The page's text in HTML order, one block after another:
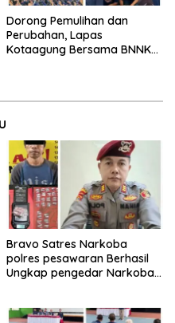
Dorong Pemulihan dan
Perubahan, Lapas
Kotaagung Bersama BNNK
Bravo Satres Narkoba
polres pesawaran Berhasil
Ungkap pengedar Narkoba